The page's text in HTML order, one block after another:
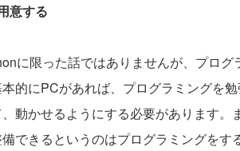
意する
に限った話ではありませんが、プロ
本的にPCがあれば、プログラミングを
、動かせるようにする必要があります
できるというのはプログラミングを